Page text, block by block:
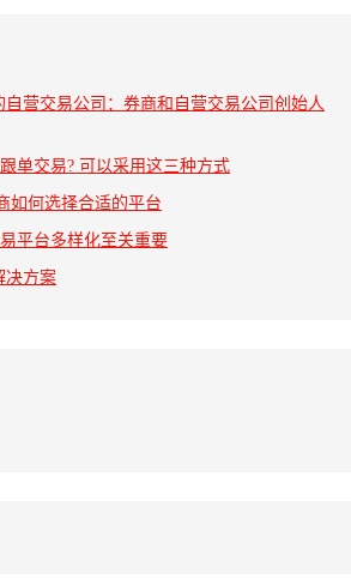
自营交易公司：券商和自营交易公司创始人
单交易? 可以采用这三种方式
如何选择合适的平台
平台多样化至关重要
决方案